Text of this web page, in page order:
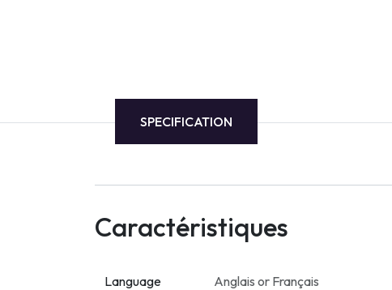
SPECIFICATION
Caractéristiques
Language Anglais or Français